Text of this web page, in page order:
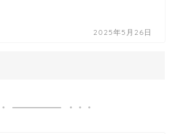
2025年5月26日